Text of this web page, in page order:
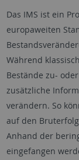
Das IMS ist ein
europaweiten
Während
Bestände zu-
zusätzliche
verändern. So
auf den
Anhand der
eingefangen